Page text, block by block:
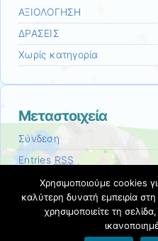
ΑΞΙΟΛΟΓΗΣΗ
ΔΡΑΣΕΙΣ
Χωρίς κατηγορία
Μεταστοιχεία
Σύνδεση
Entries RSS
CommentsRSS
Εκπαιδευτικές Κοινότητες &
Χρησιμοποιούμε cookies
καλύτερη δυνατή εμπειρία
χρησιμοποιείτε τη